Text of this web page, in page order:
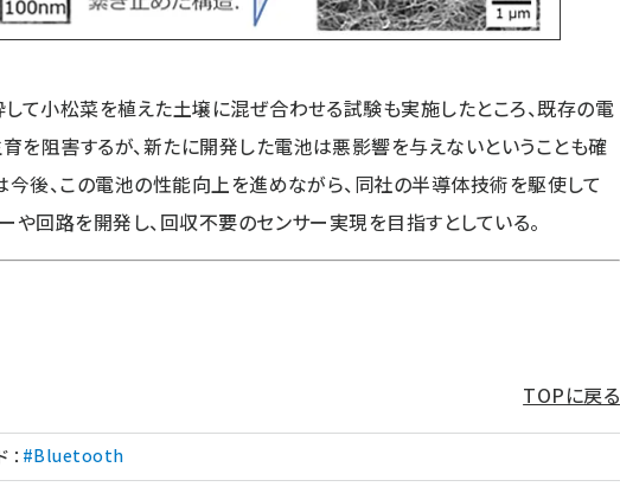
して小松菜を植えた土壌に混ぜ合わせる試験も実施したところ、既存の電
を阻害するが、新たに開発した電池は悪影響を与えないということも確
今後、この電池の性能向上を進めながら、同社の半導体技術を駆使して
ーや回路を開発し、回収不要のセンサー実現を目指すとしている。
TOPに戻る
： #Bluetooth